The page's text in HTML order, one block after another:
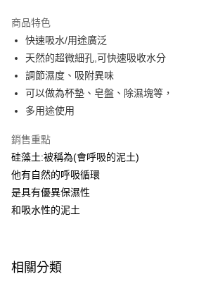
LINE Pay
Apple Pay
街口支付
悠遊付
Google Pay
【關於「AFTEE先享後付」】
AFTEE先享後付是「在收到商品之後才付款」的支
３．安心：先確認商品／服務後，再付款。
即享券
全家取貨付款
商品特色
快速吸水/用途廣泛
天然的超微細孔,可快速吸收水分
調節濕度、吸附異味
可以做為杯墊、皂盤、除濕塊等，
多用途使用
銷售重點
硅藻土:被稱為(會呼吸的泥土)
他有自然的呼吸循環
是具有優異保濕性
和吸水性的泥土
相關分類